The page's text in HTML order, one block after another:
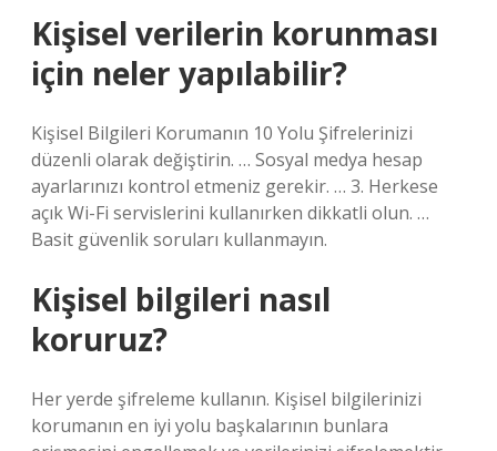
Kişisel verilerin korunması
için neler yapılabilir?
Kişisel Bilgileri Korumanın 10 Yolu Şifrelerinizi
düzenli olarak değiştirin. … Sosyal medya hesap
ayarlarınızı kontrol etmeniz gerekir. … 3. Herkese
açık Wi-Fi servislerini kullanırken dikkatli olun. …
Basit güvenlik soruları kullanmayın.
Kişisel bilgileri nasıl
koruruz?
Her yerde şifreleme kullanın. Kişisel bilgilerinizi
korumanın en iyi yolu başkalarının bunlara